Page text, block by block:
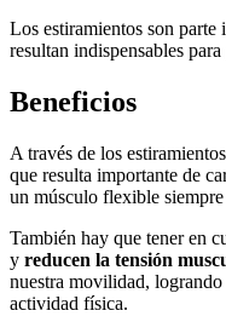
Los estiramientos son
resultan indispensables
Beneficios
A través de los
que resulta importante de
un músculo flexible siempre
También hay que tener en
y reducen la tensión
nuestra movilidad,
actividad física.